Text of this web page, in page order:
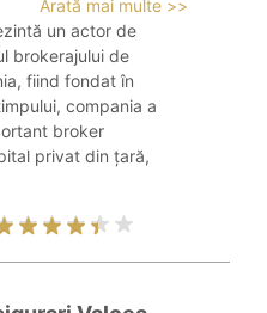
Arată mai multe >>
un actor de
brokerajului de
fiind fondat în
compania a
broker
privat din țară,